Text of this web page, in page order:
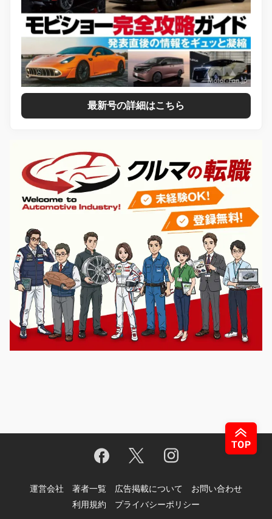
最新号の詳細はこちら
運営会社 著者一覧 広告掲載について
お問い合わせ
利用規約
プライバシーポリシー